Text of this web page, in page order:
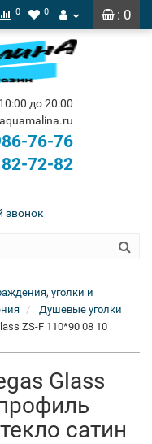
: 0
0 0
до 20:00
76-76
72-82
звонок
уголки и
Душевые уголки
ZS-F 110*90 08 10
Glass
сатин